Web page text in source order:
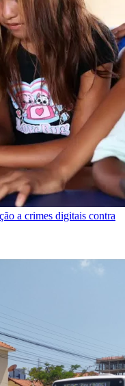
a crimes digitais contra